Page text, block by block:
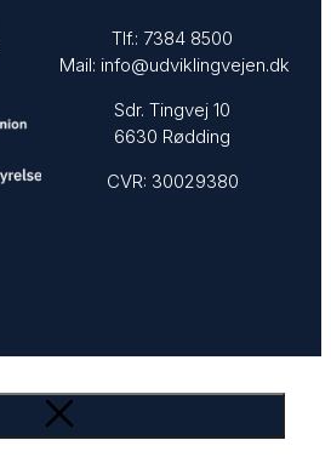
Tlf.: 7384 8500
Mail: info@udviklingvejen.dk
Sdr. Tingvej 10
6630 Rødding
CVR: 30029380